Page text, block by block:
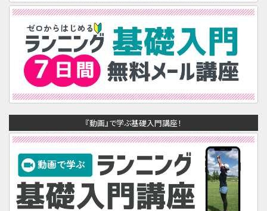
『動画』で学ぶ基礎入門講座！